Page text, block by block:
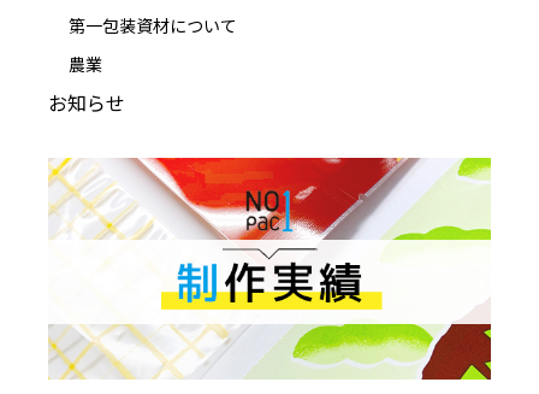
第一包装資材について
農業
お知らせ